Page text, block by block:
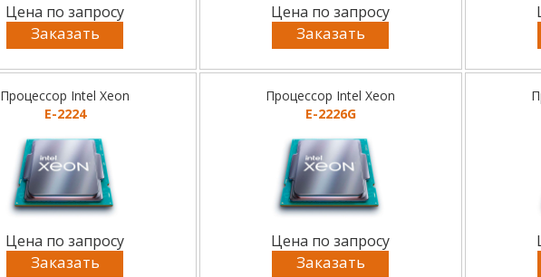
Цена по запросу
Заказать
Цена по запросу
Заказать
Процессор Intel Xeon
E-2224
Цена по запросу
Заказать
Процессор Intel Xeon
E-2226G
Цена по запросу
Заказать